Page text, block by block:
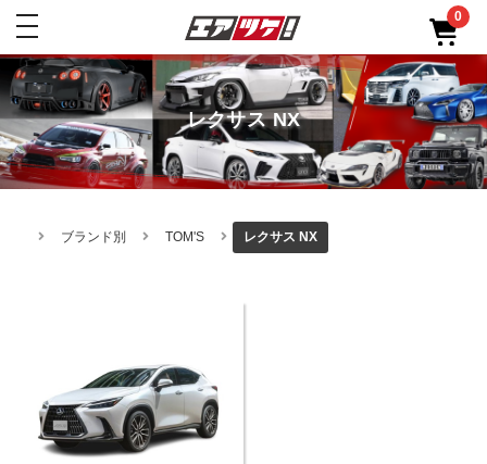
toggle
0
レクサス NX
ブランド別 TOM'S レクサス NX